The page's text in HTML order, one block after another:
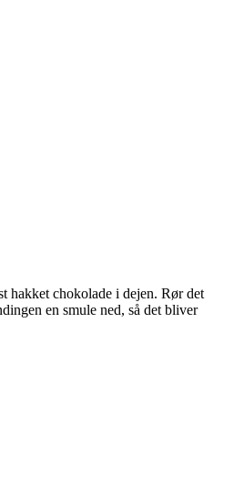
hakket chokolade i dejen. Rør det
en smule ned, så det bliver